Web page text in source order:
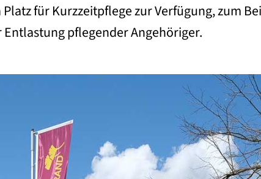
für Kurzzeitpflege zur Verfügung, zum
pflegender Angehöriger.